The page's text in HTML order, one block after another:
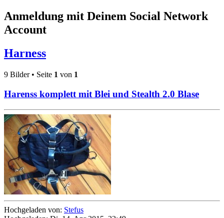
Anmeldung mit Deinem Social Network
Account
Harness
9 Bilder • Seite 1 von 1
Harenss komplett mit Blei und Stealth 2.0 Blase
Hochgeladen von: Stefus